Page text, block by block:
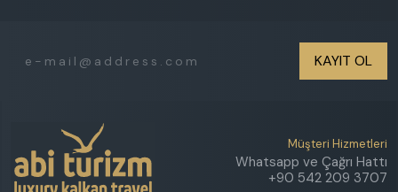
KAYIT OL
Müşteri Hizmetleri
Whatsapp ve Çağrı Hattı
+90 542 209 3707